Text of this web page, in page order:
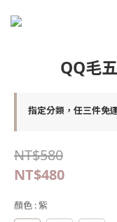
QQ毛
指定分類，任三件免
NT$580
NT$480
顏色 : 紫